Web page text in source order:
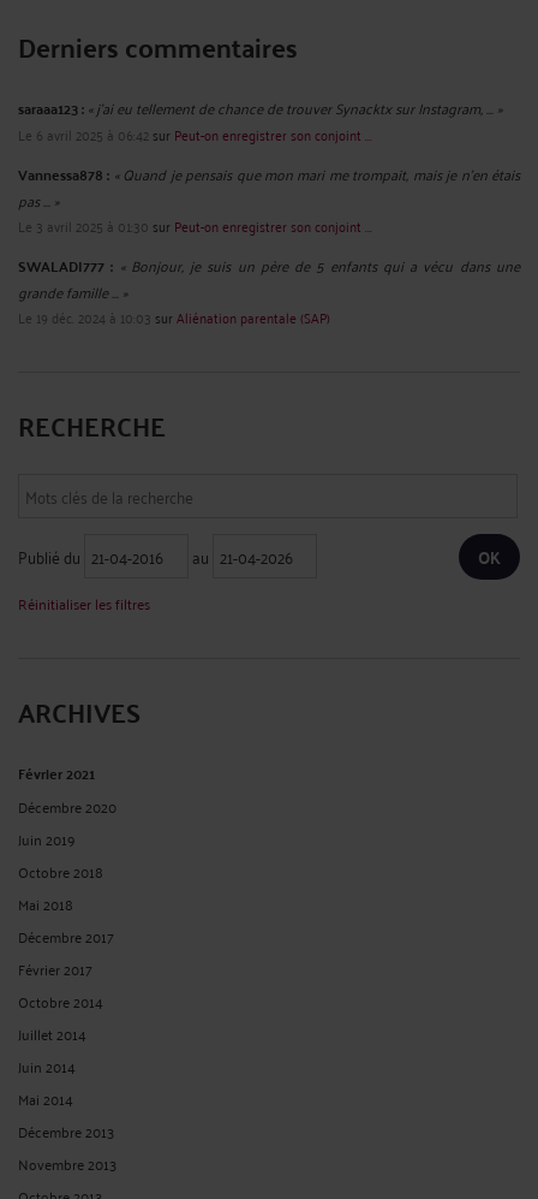
Derniers commentaires
saraaa123 :« j'ai eu tellement de chance de trouver Synacktx sur Instagram, ... »
Le 6 avril 2025 à 06:42sur Peut-on enregistrer son conjoint ...
Vannessa878 : « Quand je pensais que mon mari me trompait, mais je n'en étais
pas ... »
Le 3 avril 2025 à 01:30 sur Peut-on enregistrer son conjoint ...
SWALADI777 : « Bonjour, je suis un père de 5 enfants qui a vécu dans une
grande famille ... »
Le 19 déc. 2024 à 10:03 surAliénation parentale (SAP)
RECHERCHE
Publié du au
Réinitialiser les filtres
ARCHIVES
Février 2021
Décembre 2020
Juin 2019
Octobre 2018
Mai 2018
Décembre 2017
Février 2017
Octobre 2014
Juillet 2014
Juin 2014
Mai 2014
Décembre 2013
Novembre 2013